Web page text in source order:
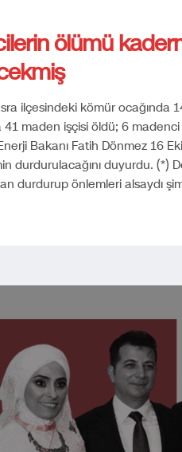
ölümü
ilçesindeki kömür ocağında
41 maden işçisi öldü; 6
Bakanı Fatih Dönmez 16
durdurulacağını duyurdu. (*)
durdurup önlemleri alsaydı